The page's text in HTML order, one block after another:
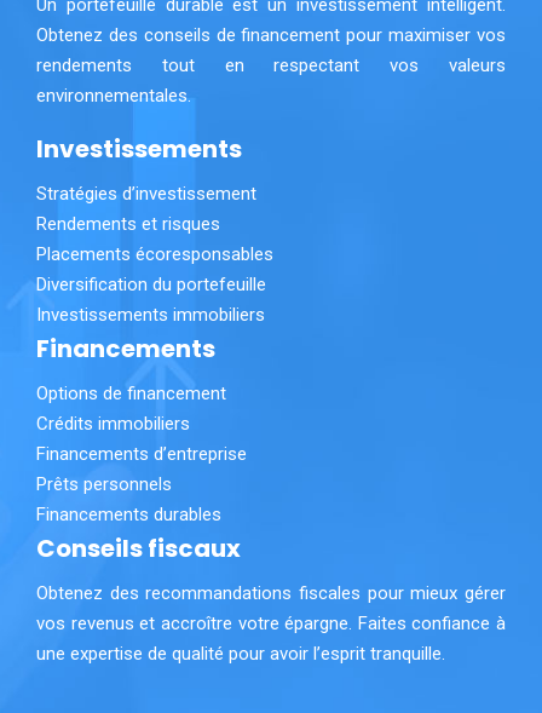
Obtenez des conseils de financement pour maximiser vos
rendements tout en respectant vos valeurs
environnementales.
Investissements
Stratégies d’investissement
Rendements et risques
Placements écoresponsables
Diversification du portefeuille
Investissements immobiliers
Financements
Options de financement
Crédits immobiliers
Financements d’entreprise
Prêts personnels
Financements durables
Conseils fiscaux
Obtenez des recommandations fiscales pour mieux gérer
vos revenus et accroître votre épargne. Faites confiance à
une expertise de qualité pour avoir l’esprit tranquille.